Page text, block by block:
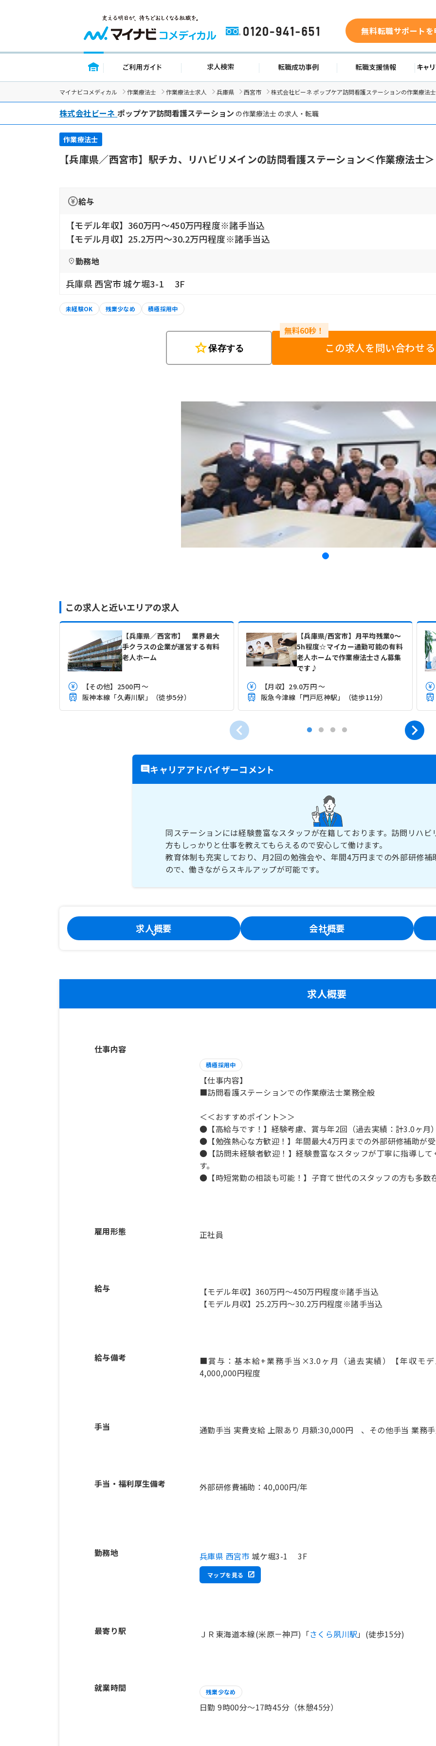
0120-941-651 無料転職サポート
トップページ ご利用ガイド 求人検索 転職成功事例 転職支援
マイナビコメディカル 作業療法士 作業療法士求人 兵庫県 西宮市 株式会社ビーネ ポップケア訪問看護ステーションの作業療法
株式会社ビーネ ポップケア訪問看護ステーション の作業療法士 の求人・転職
作業療法士
【兵庫県／西宮市】駅チカ、リハビリメインの訪問看護ステーション＜作業療法士＞
給与
【モデル年収】360万円〜450万円程度※諸手当込
【モデル月収】25.2万円〜30.2万円程度※諸手当込
勤務地
兵庫県 西宮市 城ケ堀3-1 3F
未経験OK 残業少なめ 積極採用中
star保存する この求人を問い合わせる
この求人と近いエリアの求人
【兵庫県／西宮市】 業界最大
手クラスの企業が運営する有料
老人ホーム
【その他】2500円 ～
阪神本線「久寿川駅」（徒歩5分）
【兵庫県/西宮市】月平均残業0～
5h程度☆マイカー通勤可能の有料
老人ホームで作業療法士さん募集
です♪
【月収】29.0万円 ～
阪急今津線「門戸厄神駅」（徒歩11分）
キャリアアドバイザーコメント
同ステーションには経験豊富なスタッフが在籍しております。訪問リハビ
方もしっかりと仕事を教えてもらえるので安心して働けます。
教育体制も充実しており、月2回の勉強会や、年間4万円までの外部研修補
ので、働きながらスキルアップが可能です。
求人概要 会社概要
求人概要
仕事内容
積極採用中
【仕事内容】
■訪問看護ステーションでの作業療法士業務全般
＜＜おすすめポイント＞＞
●【高給与です！】経験考慮、賞与年2回（過去実績：計3.0ヶ月
●【勉強熱心な方歓迎！】年間最大4万円までの外部研修補助が
●【訪問未経験者歓迎！】経験豊富なスタッフが丁寧に指導し
す。
●【時短常勤の相談も可能！】子育て世代のスタッフの方も多数
雇用形態 正社員
給与
【モデル年収】360万円〜450万円程度※諸手当込
【モデル月収】25.2万円〜30.2万円程度※諸手当込
給与備考
■賞与：基本給+業務手当×3.0ヶ月（過去実績）【年収モ
手当 通勤手当 実費支給 上限あり 月額:30,000円 、その他手当 業務
手当・福利厚生備考 外部研修費補助：40,000円/年
勤務地 兵庫県 西宮市 城ケ堀3-1 3F
マップを見る
最寄り駅 ＪＲ東海道本線(米原－神戸)「さくら夙川駅 」(徒歩15分)
就業時間 残業少なめ
日勤 9時00分〜17時45分（休憩45分）